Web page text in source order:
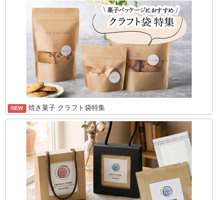
NEW 焼き菓子 クラフト袋特集